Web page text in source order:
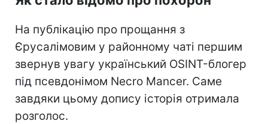
На публікацію про прощання з
Єрусалімовим у районному чаті першим
звернув увагу український OSINT-блогер
під псевдонімом Necro Mancer. Саме
завдяки цьому допису історія отримала
розголос.